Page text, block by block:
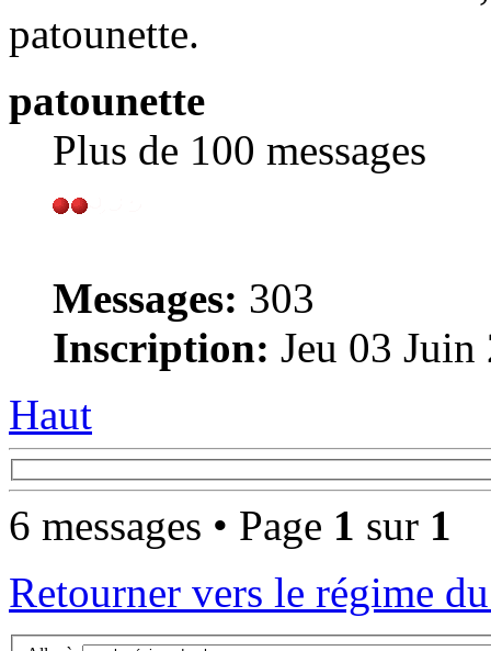
patounette.
patounette
Plus de 100 messages
Messages: 303
Inscription: Jeu 03
Haut
6 messages • Page 1 sur 1
Retourner vers le régime